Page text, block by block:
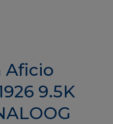
Aficio
9.5K